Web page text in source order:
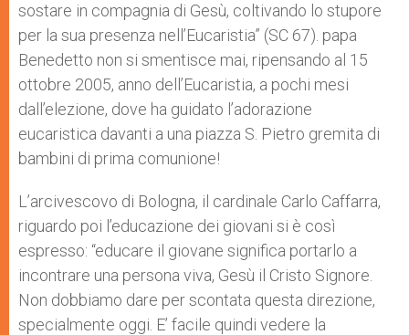
sostare in compagnia di Gesù, coltivando lo stupore
per la sua presenza nell’Eucaristia” (SC 67). papa
Benedetto non si smentisce mai, ripensando al 15
ottobre 2005, anno dell’Eucaristia, a pochi mesi
dall’elezione, dove ha guidato l’adorazione
eucaristica davanti a una piazza S. Pietro gremita di
bambini di prima comunione!
L’arcivescovo di Bologna, il cardinale Carlo Caffarra,
riguardo poi l’educazione dei giovani si è così
espresso: “educare il giovane significa portarlo a
incontrare una persona viva, Gesù il Cristo Signore.
Non dobbiamo dare per scontata questa direzione,
specialmente oggi. E’ facile quindi vedere la